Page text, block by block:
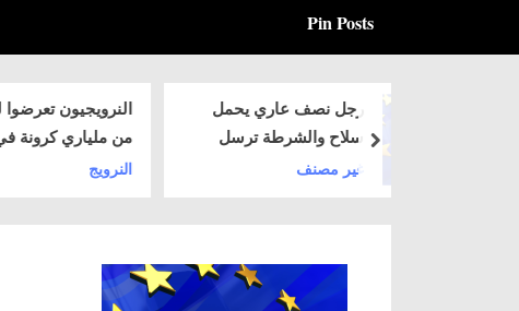
Pin Posts
نصف عاري يحمل
النرويجيون تعرضوا للاحتيال بأكثر
من ملياري كرونة في عام 2024
النرويج
next